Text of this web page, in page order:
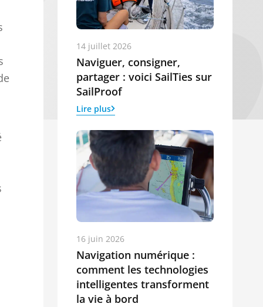
14 juillet 2026
Naviguer, consigner,
partager : voici SailTies sur
SailProof
Lire plus
16 juin 2026
Navigation numérique :
comment les technologies
intelligentes transforment
la vie à bord